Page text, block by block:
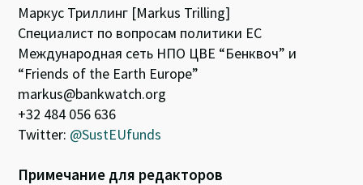
Mаркус Триллинг [Мarkus Trilling]
Специалист по вопросам политики ЕС
Международная сеть НПО ЦВЕ “Бенквоч” и
“Friends of the Earth Europe”
markus@bankwatch.org
+32 484 056 636
Twitter: @SustEUfunds
Примечание для редакторов